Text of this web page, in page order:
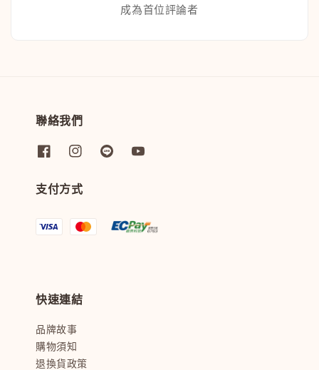
成為首位評論者
聯絡我們
支付方式
快速連結
品牌故事
購物須知
退換貨政策